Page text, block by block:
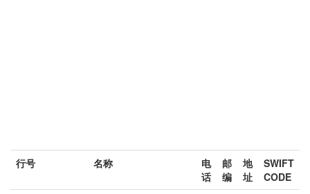
行号 名称
电
话
邮
编
地
址
SWIFT
CODE